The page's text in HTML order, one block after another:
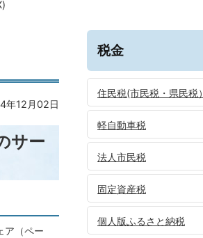
年12月02日
サー
ア（ペー
税金
住民税(市民税・県民税）
軽自動車税
法人市民税
固定資産税
個人版ふるさと納税